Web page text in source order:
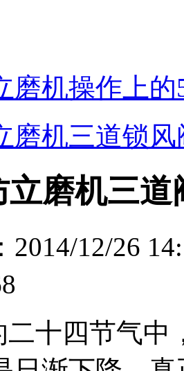
磨机操作上
磨机三道锁
立磨机三
2014/12/26
十四节气中